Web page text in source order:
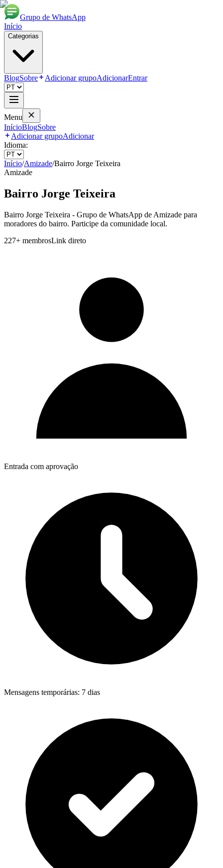
Grupo de WhatsApp
Início
Categorias
BlogSobre Adicionar grupoAdicionarEntrar
Menu
InícioBlogSobre
Adicionar grupoAdicionar
Idioma:
Início/Amizade/Bairro Jorge Teixeira
Amizade
Bairro Jorge Teixeira
Bairro Jorge Teixeira - Grupo de WhatsApp de Amizade para
moradores do bairro. Participe da comunidade local.
227+ membrosLink direto
Entrada com aprovação
Mensagens temporárias: 7 dias